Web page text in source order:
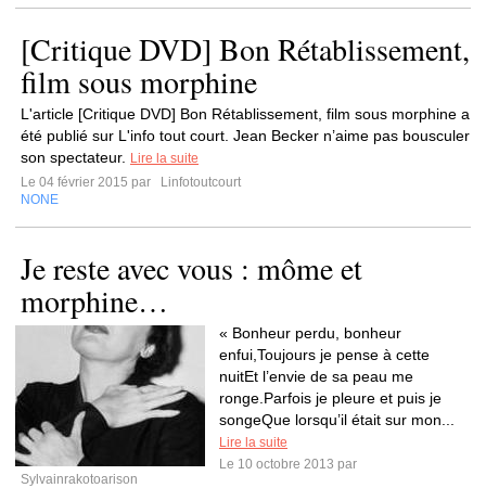
[Critique DVD] Bon Rétablissement,
film sous morphine
L'article [Critique DVD] Bon Rétablissement, film sous morphine a
été publié sur L'info tout court. Jean Becker n’aime pas bousculer
son spectateur.
Lire la suite
Le 04 février 2015 par
Linfotoutcourt
NONE
Je reste avec vous : môme et
morphine…
« Bonheur perdu, bonheur
enfui,Toujours je pense à cette
nuitEt l’envie de sa peau me
ronge.Parfois je pleure et puis je
songeQue lorsqu’il était sur mon...
Lire la suite
Le 10 octobre 2013 par
Sylvainrakotoarison